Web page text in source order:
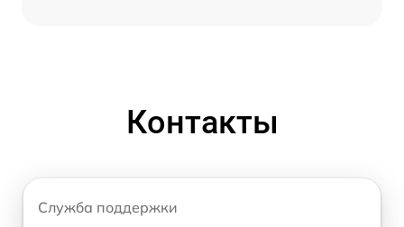
Контакты
Служба поддержки